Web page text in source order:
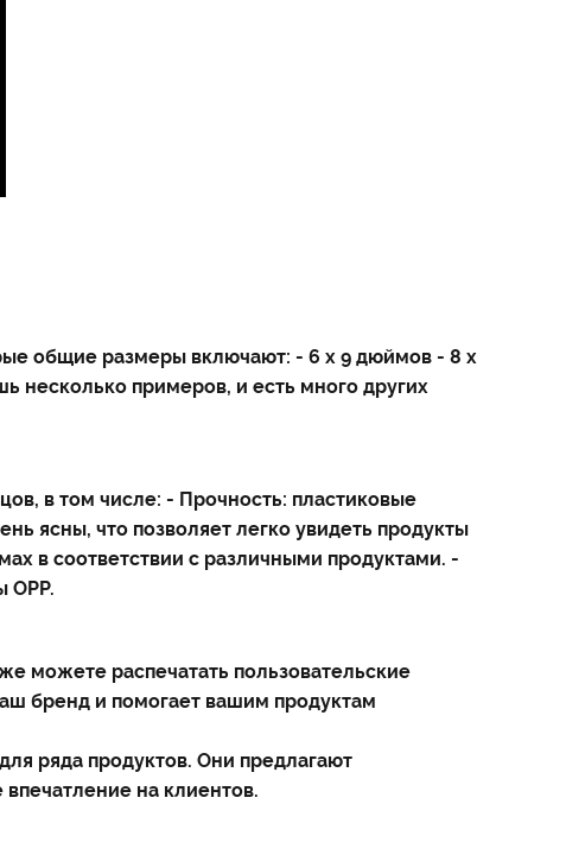
общие размеры включают: - 6 х 9 дюймов - 8 х
несколько примеров, и есть много других
в том числе: - Прочность: пластиковые
ясны, что позволяет легко увидеть продукты
в соответствии с различными продуктами. -
OPP.
можете распечатать пользовательские
бренд и помогает вашим продуктам
ряда продуктов. Они предлагают
на клиентов.